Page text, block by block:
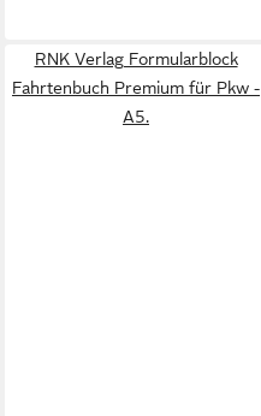
RNK Verlag Formularblock
Fahrtenbuch Premium für Pkw -
A5.